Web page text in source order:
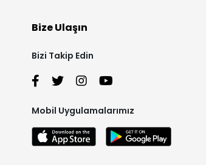
Bize Ulaşın
Bizi Takip Edin
Mobil Uygulamalarımız